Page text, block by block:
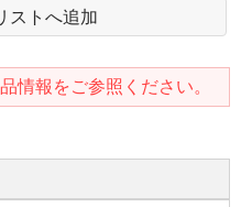
ストへ追加
情報をご参照ください。